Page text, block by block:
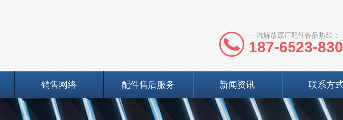
一汽解放原厂配件备品热线：
187-6523-
销售网络 配件售后服务 新闻资讯 联系方